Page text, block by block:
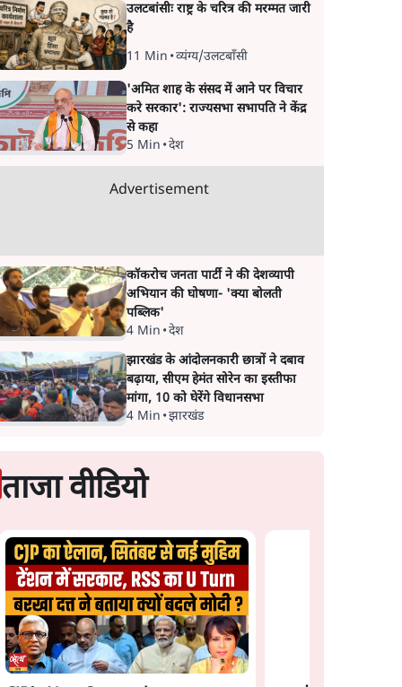
फँस
भागवत बोले- 'जेन ज़ी पर
उलटबांसीः राष्ट्र के चरित्र की मरम्मत जारी
है
11 Min •व्यंग्य/उलटबाँसी
'अमित शाह के संसद में आने पर विचार
करे सरकार': राज्यसभा सभापति ने केंद्र
से कहा
5 Min •देश
Advertisement
कॉकरोच जनता पार्टी ने की देशव्यापी
अभियान की घोषणा- 'क्या बोलती
पब्लिक'
4 Min •देश
झारखंड के आंदोलनकारी छात्रों ने दबाव
बढ़ाया, सीएम हेमंत सोरेन का इस्तीफा
मांगा, 10 को घेरेंगे विधानसभा
4 Min •झारखंड
ताजा वीडियो